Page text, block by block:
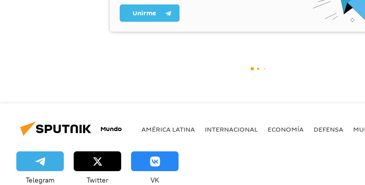
Unirme
Mundo AMÉRICA LATINA INTERNACIONAL ECONOMÍA DEFENSA
Telegram Twitter VK